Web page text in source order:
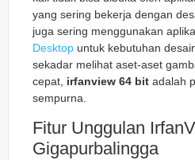
yang sering bekerja dengan
juga sering menggunakan
Desktop untuk kebutuhan
sekadar melihat aset-aset
cepat, irfanview 64 bit adalah
sempurna.
Fitur Unggulan
Gigapurbalingga